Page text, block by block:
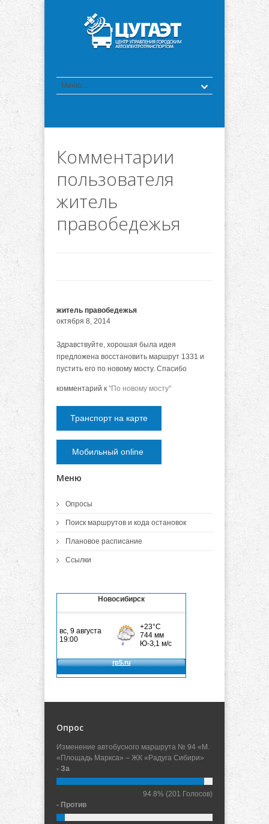
Комментарии
пользователя
житель
правобедежья
житель правобедежья
октября 8, 2014
Здравствуйте, хорошая была идея
предложена восстановить маршрут 1331 и
пустить его по новому мосту. Спасибо
комментарий к "По новому мосту"
Транспорт на карте
Мобильный online
Меню
Опросы
Поиск маршрутов и кода остановок
Плановое расписание
Ссылки
Новосибирск
Опрос
Изменение автобусного маршрута № 94 «М.
«Площадь Маркса» – ЖК «Радуга Сибири»
- За
94.8% (201 Голосов)
- Против